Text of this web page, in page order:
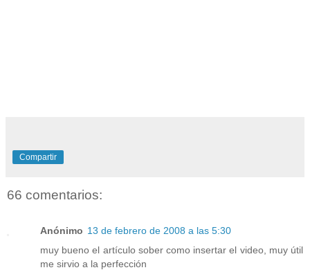
Compartir
66 comentarios:
Anónimo 13 de febrero de 2008 a las 5:30
muy bueno el artículo sober como insertar el video, muy útil
me sirvio a la perfección